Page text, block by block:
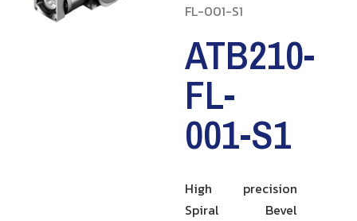
FL-001-S1
ATB210-
FL-
001-S1
High precision
Spiral Bevel